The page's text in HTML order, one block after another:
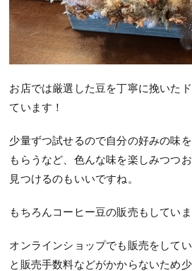
お店では厳選した豆を丁寧に挽いた
ています！
少量ずつ試せるので自分の好みの味
もらうなど、色んな味を楽しみつつ
見つけるのもいいですね。
もちろんコーヒー豆の販売もしていま
オンラインショップでも販売をして
と販売手数料などがかからないため